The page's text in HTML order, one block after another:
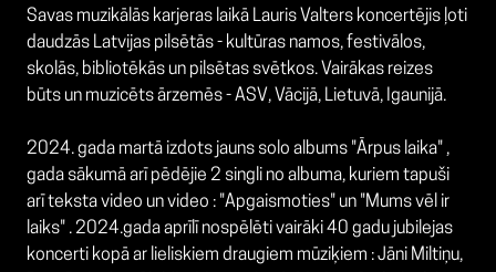
Savas muzikālās karjeras laikā Lauris Valters koncertējis ļoti
daudzās Latvijas pilsētās - kultūras namos, festivālos,
skolās, bibliotēkās un pilsētas svētkos. Vairākas reizes
būts un muzicēts ārzemēs - ASV, Vācijā, Lietuvā, Igaunijā.
2024. gada martā izdots jauns solo albums "Ārpus laika" ,
gada sākumā arī pēdējie 2 singli no albuma, kuriem tapuši
arī teksta video un video : "Apgaismoties" un "Mums vēl ir
laiks" . 2024.gada aprīlī nospēlēti vairāki 40 gadu jubilejas
koncerti kopā ar lieliskiem draugiem mūziķiem : Jāni Miltiņu,